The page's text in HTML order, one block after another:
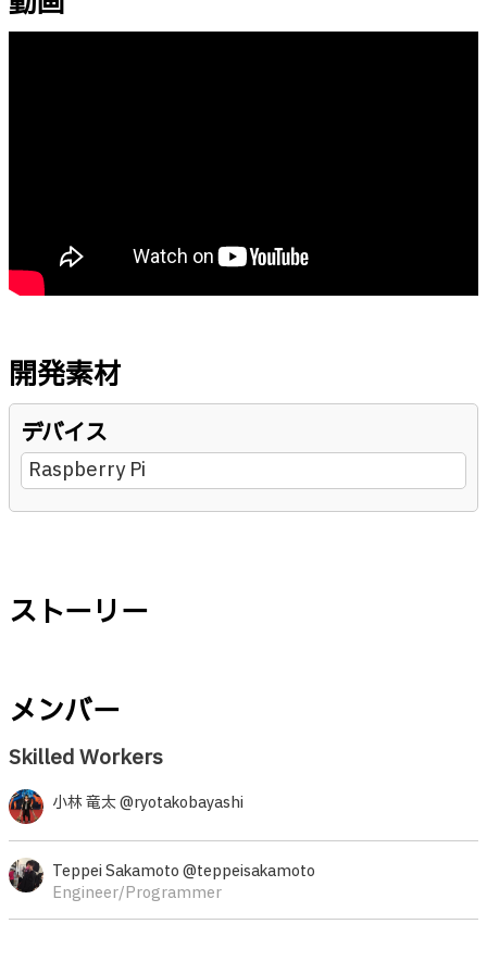
開発素材
デバイス
Raspberry Pi
ストーリー
メンバー
Skilled Workers
小林 竜太 @ryotakobayashi
Teppei Sakamoto @teppeisakamoto
Engineer/Programmer